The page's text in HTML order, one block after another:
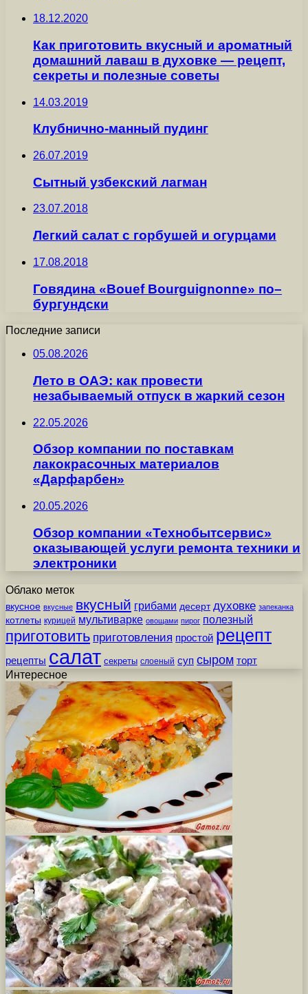
18.12.2020
Как приготовить вкусный и ароматный
домашний лаваш в духовке — рецепт,
секреты и полезные советы
14.03.2019
Клубнично-манный пудинг
26.07.2019
Сытный узбекский лагман
23.07.2018
Легкий салат с горбушей и огурцами
17.08.2018
Говядина «Bouef Bourguignonne» по–
бургундски
Последние записи
05.08.2026
Лето в ОАЭ: как провести
незабываемый отпуск в жаркий сезон
22.05.2026
Обзор компании по поставкам
лакокрасочных материалов
«Дарфарбен»
20.05.2026
Обзор компании «Технобытсервис»
оказывающей услуги ремонта техники и
электроники
Облако меток
вкусное вкусные вкусный грибами десерт духовке запеканка
котлеты курицей мультиварке овощами пирог полезный
приготовить приготовления простой рецепт
рецепты салат секреты слоеный суп сыром торт
Интересное